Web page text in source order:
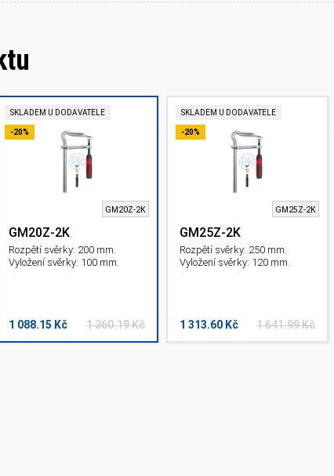
SKLADEM U DODAVATELE
-20%
GM20Z-2K
GM20Z-2K
Rozpětí svěrky: 200 mm.
Vyložení svěrky: 100 mm.
1 360.19 Kč
1 088.15 Kč
SKLADEM U DODAVATELE
-20%
GM25Z-2K
GM25Z-2K
Rozpětí svěrky: 250 mm.
Vyložení svěrky: 120 mm.
1 641.99 Kč
1 313.60 Kč